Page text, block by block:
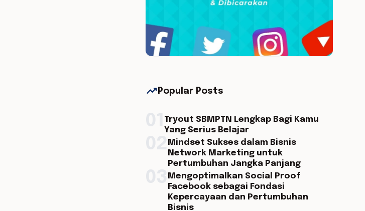
trending_up Popular Posts
Tryout SBMPTN Lengkap Bagi Kamu
Yang Serius Belajar
Mindset Sukses dalam Bisnis
Network Marketing untuk
Pertumbuhan Jangka Panjang
Mengoptimalkan Social Proof
Facebook sebagai Fondasi
Kepercayaan dan Pertumbuhan
Bisnis